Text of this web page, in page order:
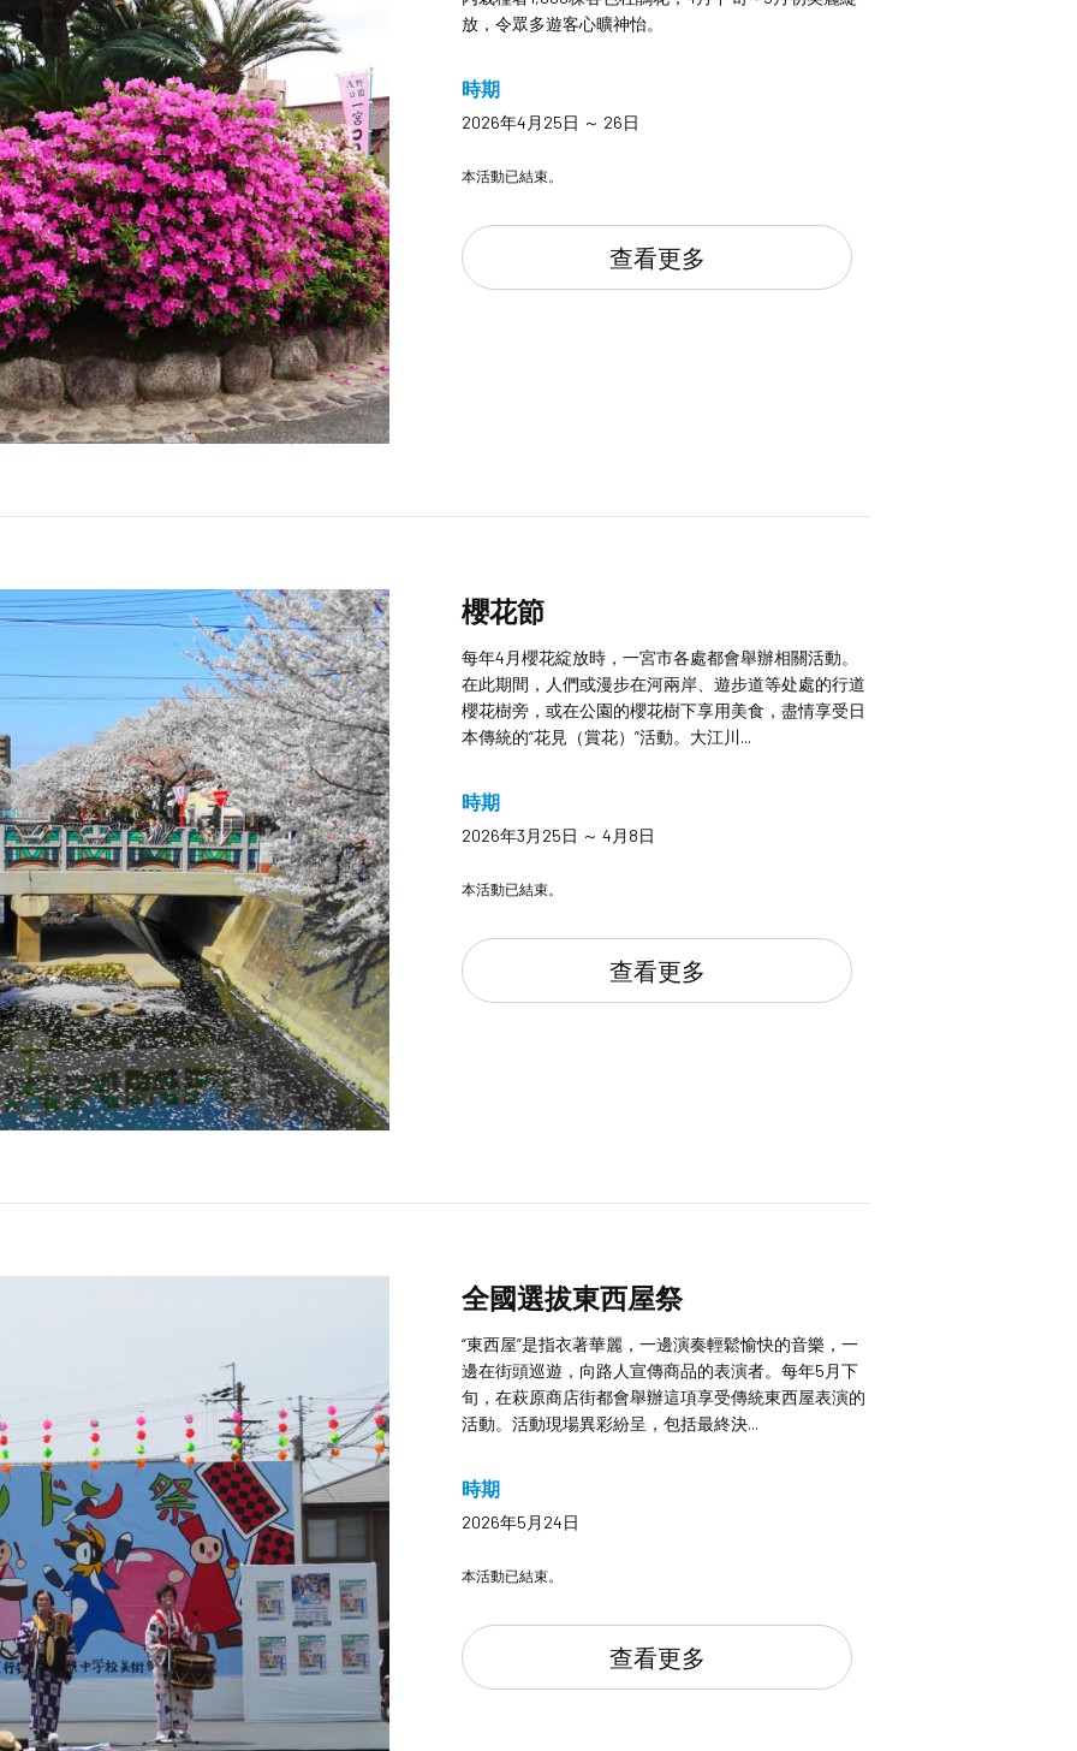
放，令眾多遊客心曠神怡。
時期
2026年4月25日 ～ 26日
本活動已結束。
查看更多
櫻花節
每年4月櫻花綻放時，一宮市各處都會舉辦相關活動。
在此期間，人們或漫步在河兩岸、遊步道等处處的行道
櫻花樹旁，或在公園的櫻花樹下享用美食，盡情享受日
本傳統的“花見（賞花）”活動。大江川...
時期
2026年3月25日 ～ 4月8日
本活動已結束。
查看更多
全國選拔東西屋祭
“東西屋”是指衣著華麗，一邊演奏輕鬆愉快的音樂，一
邊在街頭巡遊，向路人宣傳商品的表演者。每年5月下
旬，在萩原商店街都會舉辦這項享受傳統東西屋表演的
活動。活動現場異彩紛呈，包括最終決...
時期
2026年5月24日
本活動已結束。
查看更多